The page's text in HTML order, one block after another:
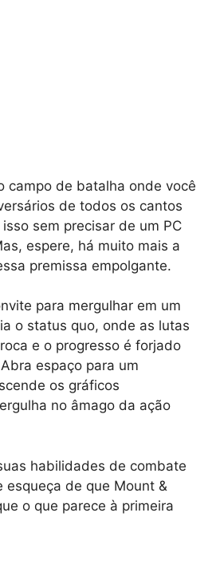
campo de batalha onde você
de todos os cantos
sem precisar de um PC
espere, há muito mais a
premissa empolgante.
para mergulhar em um
o status quo, onde as lutas
e o progresso é forjado
espaço para um
os gráficos
no âmago da ação
habilidades de combate
esqueça de que Mount &
o que parece à primeira